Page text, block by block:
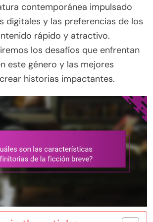
contemporánea impulsado
digitales y las preferencias de los
rápido y atractivo.
los desafíos que enfrentan
este género y las mejores
historias impactantes.